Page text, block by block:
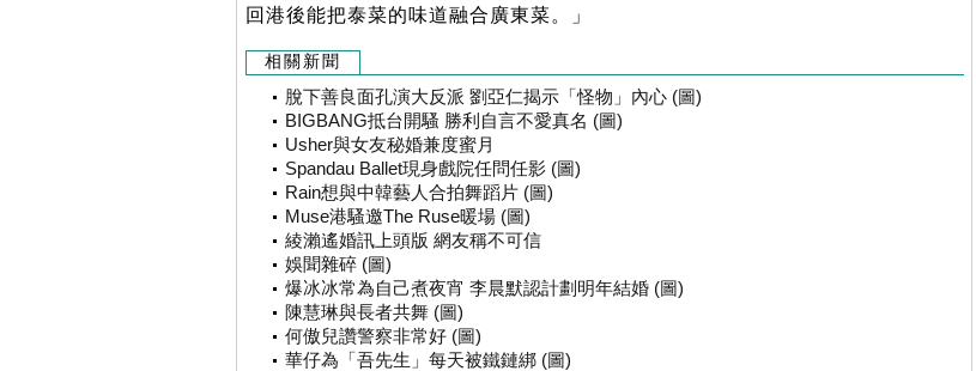
回港後能把泰菜的味道融合廣東菜。」
相關新聞
脫下善良面孔演大反派 劉亞仁揭示「怪物」內心 (圖)
BIGBANG抵台開騷 勝利自言不愛真名 (圖)
Usher與女友秘婚兼度蜜月
Spandau Ballet現身戲院任問任影 (圖)
Rain想與中韓藝人合拍舞蹈片 (圖)
Muse港騷邀The Ruse暖場 (圖)
綾瀨遙婚訊上頭版 網友稱不可信
娛聞雜碎 (圖)
爆冰冰常為自己煮夜宵 李晨默認計劃明年結婚 (圖)
陳慧琳與長者共舞 (圖)
何傲兒讚警察非常好 (圖)
華仔為「吾先生」每天被鐵鏈綁 (圖)